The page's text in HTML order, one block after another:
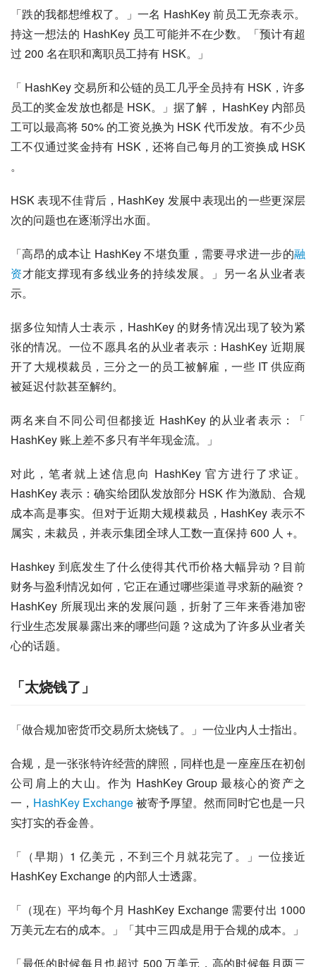
「跌的我都想维权了。」一名 HashKey 前员工无奈表示。
持这一想法的 HashKey 员工可能并不在少数。「预计有超
过 200 名在职和离职员工持有 HSK。」
「 HashKey 交易所和公链的员工几乎全员持有 HSK，许多
员工的奖金发放也都是 HSK。」据了解， HashKey 内部员
工可以最高将 50% 的工资兑换为 HSK 代币发放。有不少员
工不仅通过奖金持有 HSK，还将自己每月的工资换成 HSK
。
HSK 表现不佳背后，HashKey 发展中表现出的一些更深层
次的问题也在逐渐浮出水面。
「高昂的成本让 HashKey 不堪负重，需要寻求进一步的融
资才能支撑现有多线业务的持续发展。」另一名从业者表
示。
据多位知情人士表示，HashKey 的财务情况出现了较为紧
张的情况。一位不愿具名的从业者表示：HashKey 近期展
开了大规模裁员，三分之一的员工被解雇，一些 IT 供应商
被延迟付款甚至解约。
两名来自不同公司但都接近 HashKey 的从业者表示：「
HashKey 账上差不多只有半年现金流。」
对此，笔者就上述信息向 HashKey 官方进行了求证。
HashKey 表示：确实给团队发放部分 HSK 作为激励、合规
成本高是事实。但对于近期大规模裁员，HashKey 表示不
属实，未裁员，并表示集团全球人工数一直保持 600 人 +。
Hashkey 到底发生了什么使得其代币价格大幅异动？目前
财务与盈利情况如何，它正在通过哪些渠道寻求新的融资？
HashKey 所展现出来的发展问题，折射了三年来香港加密
行业生态发展暴露出来的哪些问题？这成为了许多从业者关
心的话题。
「太烧钱了」
「做合规加密货币交易所太烧钱了。」一位业内人士指出。
合规，是一张张特许经营的牌照，同样也是一座座压在初创
公司肩上的大山。作为 HashKey Group 最核心的资产之
一， HashKey Exchange 被寄予厚望。然而同时它也是一只
实打实的吞金兽。
「（早期）1 亿美元，不到三个月就花完了。」一位接近
HashKey Exchange 的内部人士透露。
「（现在）平均每个月 HashKey Exchange 需要付出 1000
万美元左右的成本。」「其中三四成是用于合规的成本。」
「最低的时候每月也超过 500 万美元，高的时候每月两三